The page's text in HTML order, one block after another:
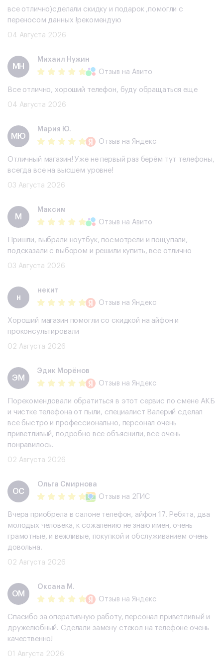
все отлично)сделали скидку и подарок ,помогли с
переносом данных !рекомендую
04 Августа 2026
МН
Михаил Нужин
Отзыв на Авито
Все отлично, хороший телефон, буду обращаться еще
04 Августа 2026
МЮ
Мария Ю.
Отзыв на Яндекс
Отличный магазин! Уже не первый раз берём тут телефоны,
всегда все на высшем уровне!
03 Августа 2026
М
Максим
Отзыв на Авито
Пришли, выбрали ноутбук, посмотрели и пощупали,
подсказали с выбором и решили купить, все отлично
03 Августа 2026
н
некит
Отзыв на Яндекс
Хороший магазин помогли со скидкой на айфон и
проконсультировали
02 Августа 2026
ЭМ
Эдик Морёнов
Отзыв на Яндекс
Порекомендовали обратиться в этот сервис по смене АКБ
и чистке телефона от пыли, специалист Валерий сделал
все быстро и профессионально, персонал очень
приветливый, подробно все объяснили, все очень
понравилось.
02 Августа 2026
ОС
Ольга Смирнова
Отзыв на 2ГИС
Вчера приобрела в салоне телефон, айфон 17. Ребята, два
молодых человека, к сожалению не знаю имен, очень
грамотные, и вежливые, покупкой и обслуживанием очень
довольна.
02 Августа 2026
ОМ
Оксана М.
Отзыв на Яндекс
Спасибо за оперативную работу, персонал приветливый и
дружелюбный. Сделали замену стекол на телефоне очень
качественно!
01 Августа 2026